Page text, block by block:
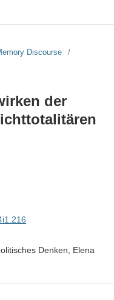
Discourse
/
der
Denken, Elena